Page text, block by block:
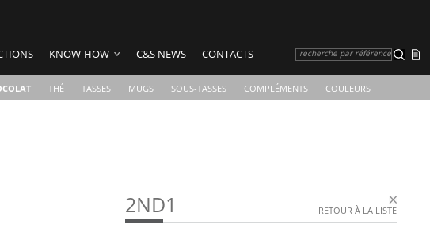
THÉ TASSES MUGS SOUS-TASSES COMPLÉMENTS COULEURS
KNOW-HOW C&S NEWS CONTACTS recherche par référence
RETOUR À LA LISTE
2ND1